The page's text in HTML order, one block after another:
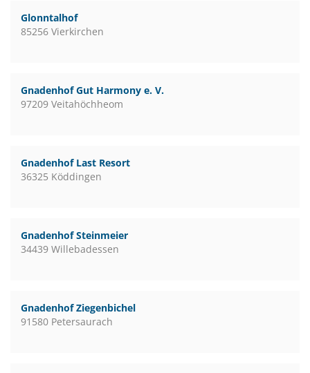
Glonntalhof
85256 Vierkirchen
Gnadenhof Gut Harmony e. V.
97209 Veitahöchheom
Gnadenhof Last Resort
36325 Köddingen
Gnadenhof Steinmeier
34439 Willebadessen
Gnadenhof Ziegenbichel
91580 Petersaurach